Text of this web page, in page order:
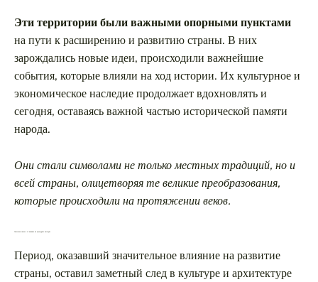
Эти территории были важными опорными пунктами
на пути к расширению и развитию страны. В них
зарождались новые идеи, происходили важнейшие
события, которые влияли на ход истории. Их культурное и
экономическое наследие продолжает вдохновлять и
сегодня, оставаясь важной частью исторической памяти
народа.
Они стали символами не только местных традиций, но и
всей страны, олицетворяя те великие преобразования,
которые происходили на протяжении веков.
Советская эпоха и её влияние на культурное наследие
Период, оказавший значительное влияние на развитие
страны, оставил заметный след в культуре и архитектуре